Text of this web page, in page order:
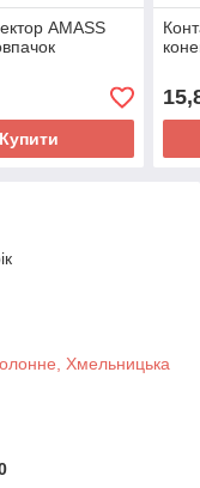
AMASS
Купити
Хмельницька